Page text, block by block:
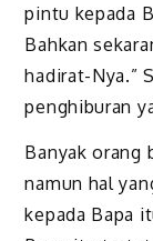
pintu kepada
Bahkan
hadirat-Nya.”
penghiburan
Banyak orang
namun hal
kepada Bapa